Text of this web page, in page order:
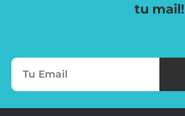
tu mail!